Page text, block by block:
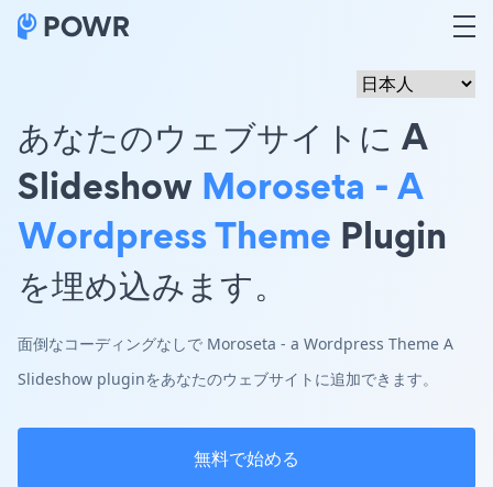
あなたのウェブサイトに A
Slideshow Moroseta - A
Wordpress Theme Plugin
を埋め込みます。
面倒なコーディングなしで Moroseta - a Wordpress Theme A
Slideshow pluginをあなたのウェブサイトに追加できます。
無料で始める